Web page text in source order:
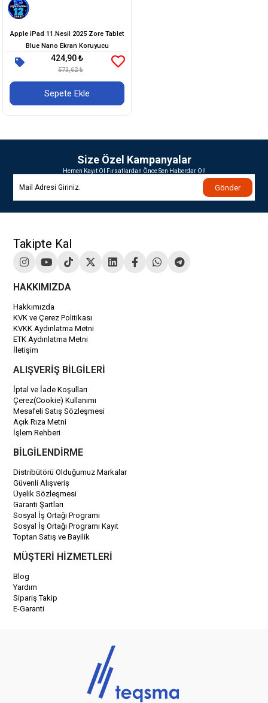
Apple iPad 11.Nesil 2025 Zore Tablet
Blue Nano Ekran Koruyucu
424,90 ₺
573,62 ₺
Sepete Ekle
Size Özel Kampanyalar
Hemen Kayıt Ol Fırsatlardan Önce Sen Haberdar Ol!
Gönder
Takipte Kal
HAKKIMIZDA
Hakkımızda
KVK ve Çerez Politikası
KVKK Aydınlatma Metni
ETK Aydınlatma Metni
İletişim
ALIŞVERİŞ BİLGİLERİ
İptal ve İade Koşulları
Çerez(Cookie) Kullanımı
Mesafeli Satış Sözleşmesi
Açık Rıza Metni
İşlem Rehberi
BİLGİLENDİRME
Distribütörü Olduğumuz Markalar
Güvenli Alışveriş
Üyelik Sözleşmesi
Garanti Şartları
Sosyal İş Ortağı Programı
Sosyal İş Ortağı Programı Kayıt
Toptan Satış ve Bayilik
MÜŞTERİ HİZMETLERİ
Blog
Yardım
Sipariş Takip
E-Garanti